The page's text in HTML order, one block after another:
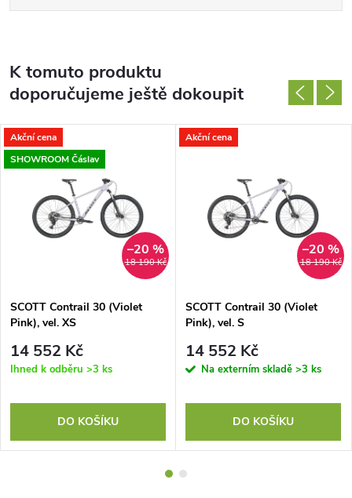
K tomuto produktu
doporučujeme ještě dokoupit
Akční cena
SHOWROOM Čáslav
18 190 Kč
–20 %
SCOTT Contrail 30 (Violet
Pink), vel. XS
14 552 Kč
Ihned k odběru >3 ks
DO KOŠÍKU
Akční cena
18 190 Kč
–20 %
SCOTT Contrail 30 (Violet
Pink), vel. S
14 552 Kč
Na externím skladě >3 ks
DO KOŠÍKU